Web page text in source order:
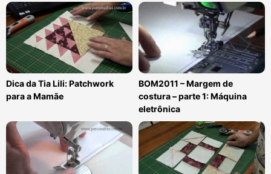
Dica da Tia Lili: Patchwork
para a Mamãe
BOM2011 – Margem de
costura – parte 1: Máquina
eletrônica